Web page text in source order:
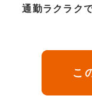
通勤ラクラク
こ